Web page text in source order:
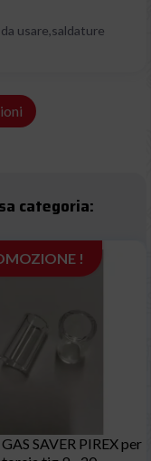
usare,saldature
categoria:
!
SAVER PIREX per